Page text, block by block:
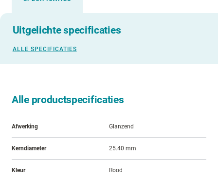
Uitgelichte specificaties
ALLE SPECIFICATIES
Alle productspecificaties
Afwerking Glanzend
Kerndiameter 25.40 mm
Kleur Rood